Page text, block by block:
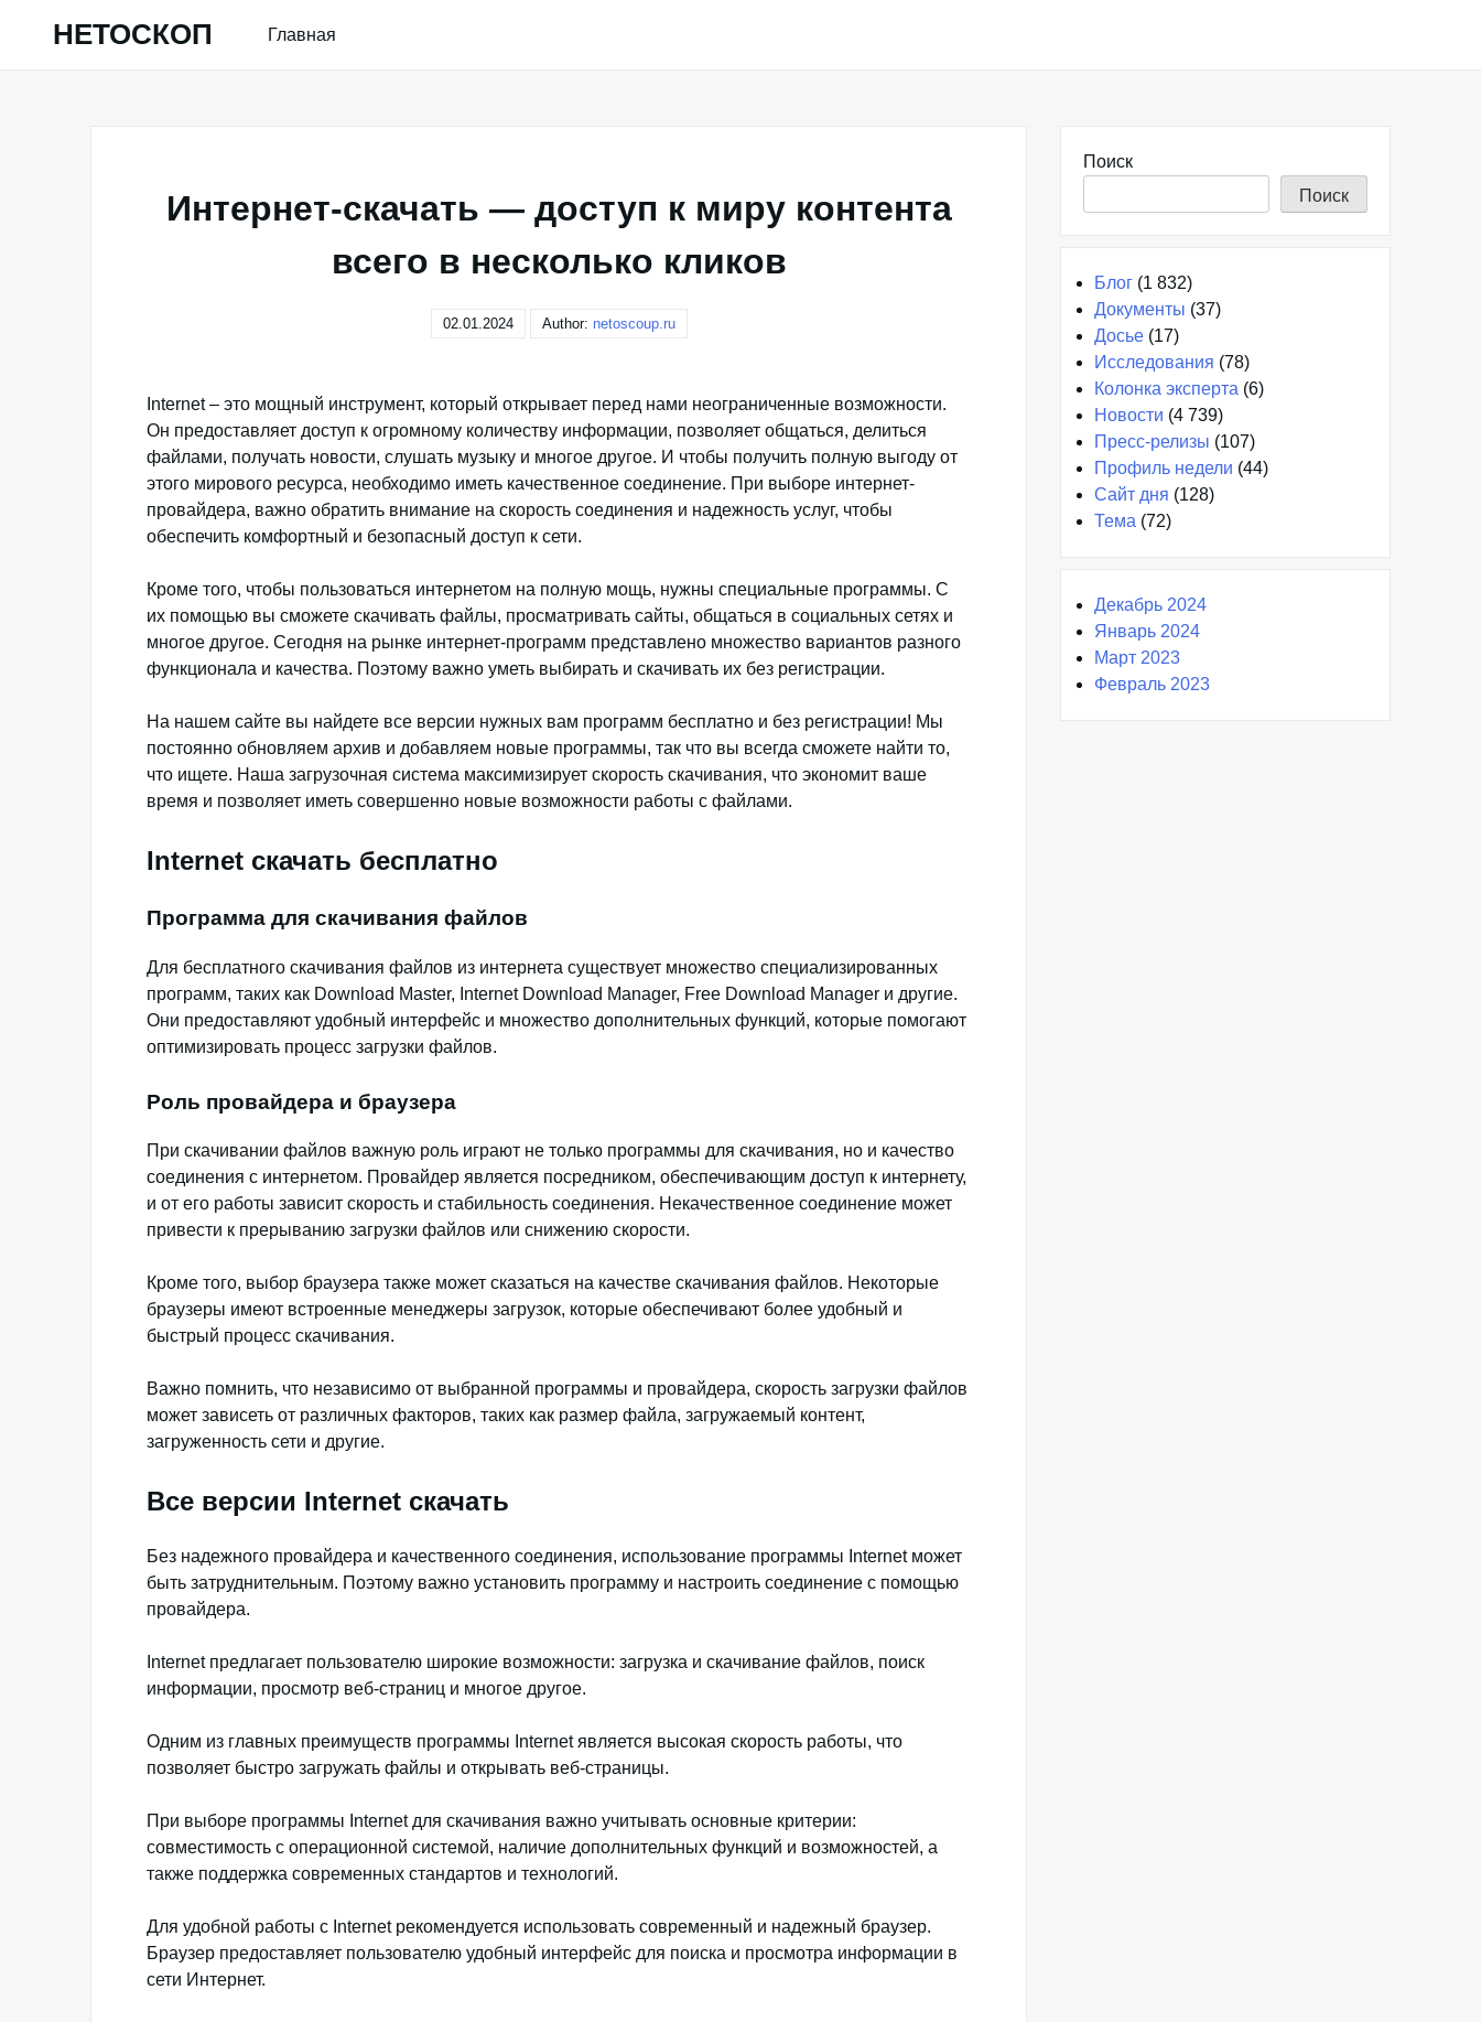
НЕТОСКОП Главная
Интернет-скачать — доступ к миру контента
всего в несколько кликов
02.01.2024 Author: netoscoup.ru
Internet – это мощный инструмент, который открывает перед нами неограниченные возможности.
Он предоставляет доступ к огромному количеству информации, позволяет общаться, делиться
файлами, получать новости, слушать музыку и многое другое. И чтобы получить полную выгоду от
этого мирового ресурса, необходимо иметь качественное соединение. При выборе интернет-
провайдера, важно обратить внимание на скорость соединения и надежность услуг, чтобы
обеспечить комфортный и безопасный доступ к сети.
Кроме того, чтобы пользоваться интернетом на полную мощь, нужны специальные программы. С
их помощью вы сможете скачивать файлы, просматривать сайты, общаться в социальных сетях и
многое другое. Сегодня на рынке интернет-программ представлено множество вариантов разного
функционала и качества. Поэтому важно уметь выбирать и скачивать их без регистрации.
На нашем сайте вы найдете все версии нужных вам программ бесплатно и без регистрации! Мы
постоянно обновляем архив и добавляем новые программы, так что вы всегда сможете найти то,
что ищете. Наша загрузочная система максимизирует скорость скачивания, что экономит ваше
время и позволяет иметь совершенно новые возможности работы с файлами.
Internet скачать бесплатно
Программа для скачивания файлов
Для бесплатного скачивания файлов из интернета существует множество специализированных
программ, таких как Download Master, Internet Download Manager, Free Download Manager и другие.
Они предоставляют удобный интерфейс и множество дополнительных функций, которые помогают
оптимизировать процесс загрузки файлов.
Роль провайдера и браузера
При скачивании файлов важную роль играют не только программы для скачивания, но и качество
соединения с интернетом. Провайдер является посредником, обеспечивающим доступ к интернету,
и от его работы зависит скорость и стабильность соединения. Некачественное соединение может
привести к прерыванию загрузки файлов или снижению скорости.
Кроме того, выбор браузера также может сказаться на качестве скачивания файлов. Некоторые
браузеры имеют встроенные менеджеры загрузок, которые обеспечивают более удобный и
быстрый процесс скачивания.
Важно помнить, что независимо от выбранной программы и провайдера, скорость загрузки файлов
может зависеть от различных факторов, таких как размер файла, загружаемый контент,
загруженность сети и другие.
Все версии Internet скачать
Без надежного провайдера и качественного соединения, использование программы Internet может
быть затруднительным. Поэтому важно установить программу и настроить соединение с помощью
провайдера.
Internet предлагает пользователю широкие возможности: загрузка и скачивание файлов, поиск
информации, просмотр веб-страниц и многое другое.
Одним из главных преимуществ программы Internet является высокая скорость работы, что
позволяет быстро загружать файлы и открывать веб-страницы.
При выборе программы Internet для скачивания важно учитывать основные критерии:
совместимость с операционной системой, наличие дополнительных функций и возможностей, а
также поддержка современных стандартов и технологий.
Для удобной работы с Internet рекомендуется использовать современный и надежный браузер.
Браузер предоставляет пользователю удобный интерфейс для поиска и просмотра информации в
сети Интернет.
Поиск
Поиск
Блог (1 832)
Документы (37)
Досье (17)
Исследования (78)
Колонка эксперта (6)
Новости (4 739)
Пресс-релизы (107)
Профиль недели (44)
Сайт дня (128)
Тема (72)
Декабрь 2024
Январь 2024
Март 2023
Февраль 2023